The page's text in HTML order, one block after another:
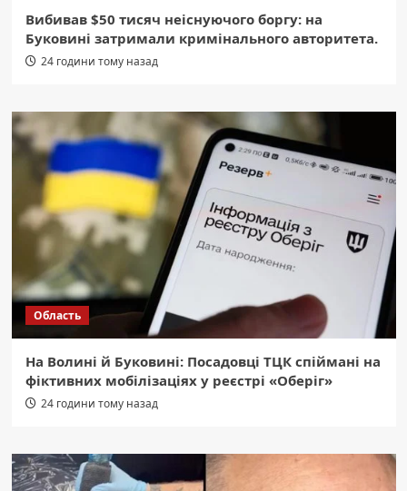
Вибивав $50 тисяч неіснуючого боргу: на
Буковині затримали кримінального авторитета.
24 години тому назад
Область
На Волині й Буковині: Посадовці ТЦК спіймані на
фіктивних мобілізаціях у реєстрі «Оберіг»
24 години тому назад